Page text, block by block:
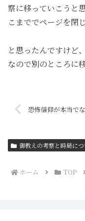
察に移っていこうと
こまででページを閉
と思ったんですけど
なので別のところに
恐怖信仰が本当で
御教えの考察と時局に
ホーム TOP